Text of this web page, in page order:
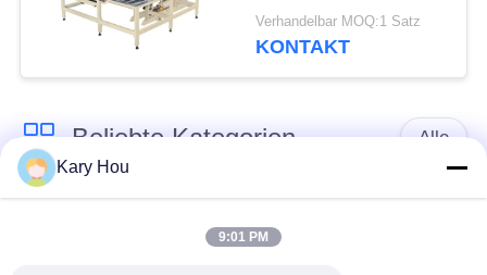
hochpräzise, ​​
vollautomatisch
Verhandelbar MOQ:1 Satz
KONTAKT
Beliebte Kategorien Alle
Schweißmaschine
Kary Hou
9:01 PM